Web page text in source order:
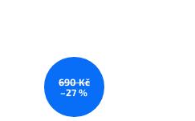
690 Kč
–27 %